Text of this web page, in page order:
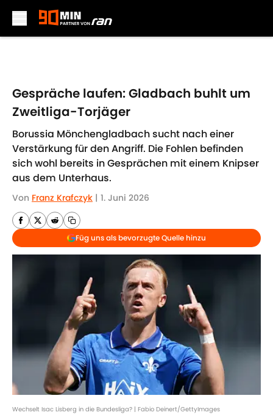
Gespräche laufen: Gladbach buhlt um
Zweitliga-Torjäger
Borussia Mönchengladbach sucht nach einer
Verstärkung für den Angriff. Die Fohlen befinden
sich wohl bereits in Gesprächen mit einem Knipser
aus dem Unterhaus.
Von Franz Krafczyk | 1. Juni 2026
Füg uns als bevorzugte Quelle hinzu
Wechselt Isac Lisberg in die Bundesliga? | Fabio Deinert/GettyImages